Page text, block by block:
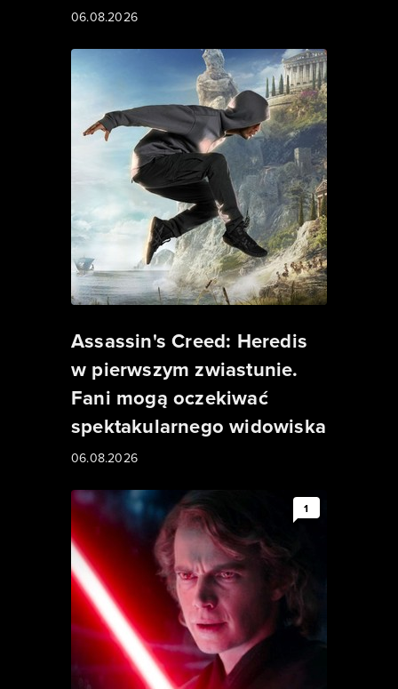
06.08.2026
Assassin's Creed: Heredis
w pierwszym zwiastunie.
Fani mogą oczekiwać
spektakularnego widowiska
06.08.2026
1